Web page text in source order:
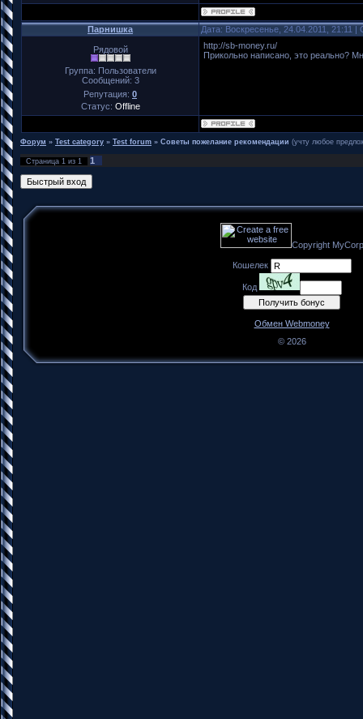
Парнишка Дата: Воскресенье, 24.04.2011, 21:11
Рядовой
Группа: Пользователи
Сообщений: 3
Репутация: 0
Статус: Offline
http://sb-money.ru/
Прикольно написано, это реально?
Форум » Test category » Test forum » Советы пожелание рекомендации (учту любое
Страница 1 из 1 1
Copyright MyCorp
Кошелек
Код
Обмен Webmoney
© 2026